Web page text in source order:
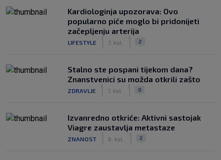
Kardiologinja upozorava: Ovo
popularno piće moglo bi pridonijeti
začepljenju arterija
LIFESTYLE 7. kol. 2
Stalno ste pospani tijekom dana?
Znanstvenici su možda otkrili zašto
ZDRAVLJE 7. kol. 0
Izvanredno otkriće: Aktivni sastojak
Viagre zaustavlja metastaze
ZNANOST 6. kol. 2